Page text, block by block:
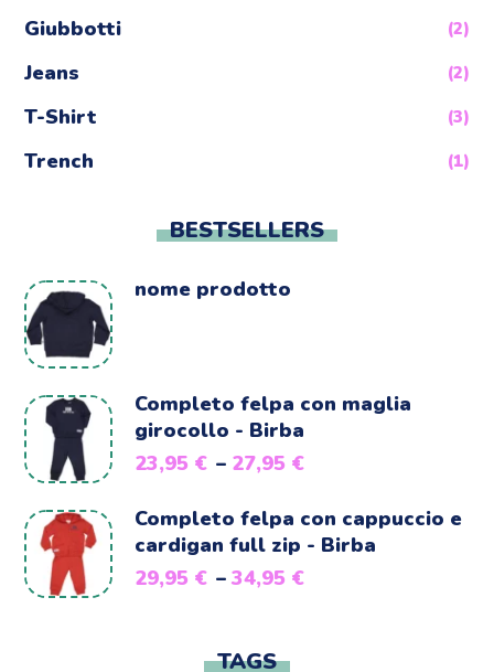
Giubbotti (2)
Jeans (2)
T-Shirt (3)
Trench (1)
BESTSELLERS
nome prodotto
Completo felpa con maglia
girocollo - Birba
23,95 € – 27,95 €
Completo felpa con cappuccio e
cardigan full zip - Birba
29,95 € –34,95 €
TAGS